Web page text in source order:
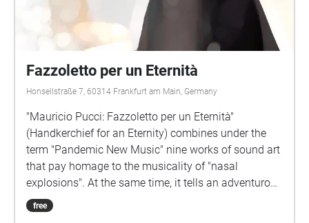
Fazzoletto per un Eternità
Honsellstraße 7, 60314 Frankfurt am Main, Germany
"Mauricio Pucci: Fazzoletto per un Eternità"
(Handkerchief for an Eternity) combines under the
term "Pandemic New Music" nine works of sound art
that pay homage to the musicality of "nasal
explosions". At the same time, it tells an adventurous
biography that transcends national and gender
boundaries, whose obsessive protagonist does not
free